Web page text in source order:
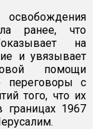
ранее, что
на
и увязывает
помощи
переговоры с
того, что их
границах 1967